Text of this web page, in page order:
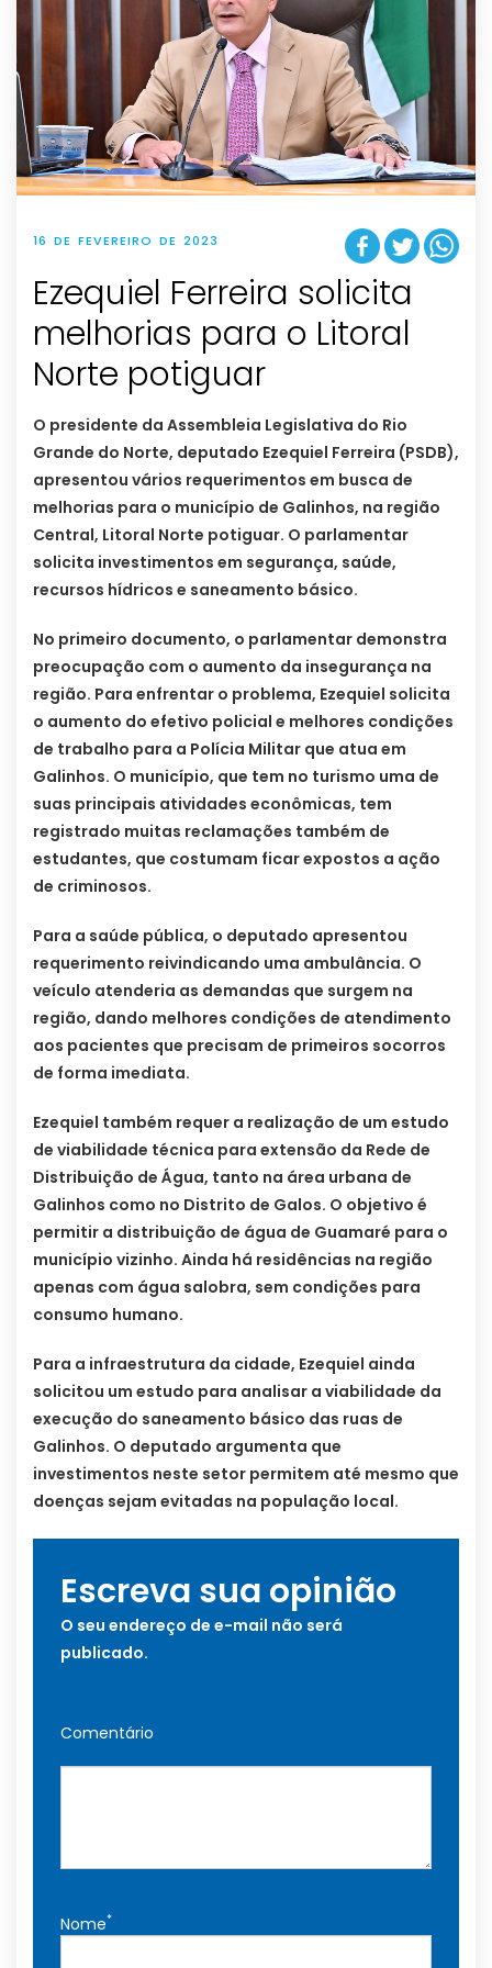
16 DE FEVEREIRO DE 2023
Ezequiel Ferreira solicita
melhorias para o Litoral
Norte potiguar
O presidente da Assembleia Legislativa do Rio
Grande do Norte, deputado Ezequiel Ferreira (PSDB),
apresentou vários requerimentos em busca de
melhorias para o município de Galinhos, na região
Central, Litoral Norte potiguar. O parlamentar
solicita investimentos em segurança, saúde,
recursos hídricos e saneamento básico.
No primeiro documento, o parlamentar demonstra
preocupação com o aumento da insegurança na
região. Para enfrentar o problema, Ezequiel solicita
o aumento do efetivo policial e melhores condições
de trabalho para a Polícia Militar que atua em
Galinhos. O município, que tem no turismo uma de
suas principais atividades econômicas, tem
registrado muitas reclamações também de
estudantes, que costumam ficar expostos a ação
de criminosos.
Para a saúde pública, o deputado apresentou
requerimento reivindicando uma ambulância. O
veículo atenderia as demandas que surgem na
região, dando melhores condições de atendimento
aos pacientes que precisam de primeiros socorros
de forma imediata.
Ezequiel também requer a realização de um estudo
de viabilidade técnica para extensão da Rede de
Distribuição de Água, tanto na área urbana de
Galinhos como no Distrito de Galos. O objetivo é
permitir a distribuição de água de Guamaré para o
município vizinho. Ainda há residências na região
apenas com água salobra, sem condições para
consumo humano.
Para a infraestrutura da cidade, Ezequiel ainda
solicitou um estudo para analisar a viabilidade da
execução do saneamento básico das ruas de
Galinhos. O deputado argumenta que
investimentos neste setor permitem até mesmo que
doenças sejam evitadas na população local.
Escreva sua opinião
O seu endereço de e-mail não será
publicado.
Comentário
Nome*